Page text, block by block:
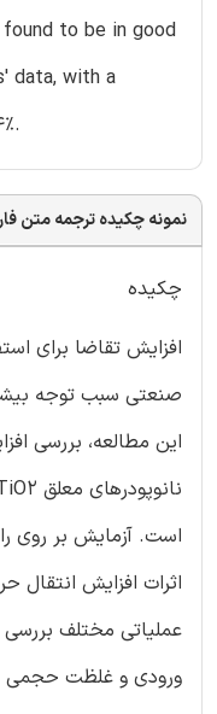
to be in good
data, with a
نمونه چکیده ترجمه متن
چکیده
افزایش تقاضا برای
صنعتی سبب توجه
این مطالعه، بررسی
است. آزمایش بر روی
اثرات افزایش انتقال
عملیاتی مختلف